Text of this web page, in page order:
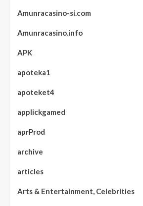
Amunracasino-si.com
Amunracasino.info
APK
apoteka1
apoteket4
applickgamed
aprProd
archive
articles
Arts & Entertainment, Celebrities